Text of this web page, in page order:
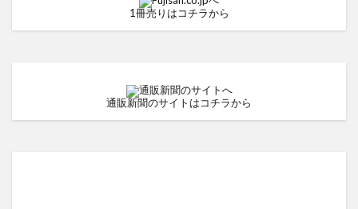
1冊売りはコチラから
通販新聞のサイトはコチラから